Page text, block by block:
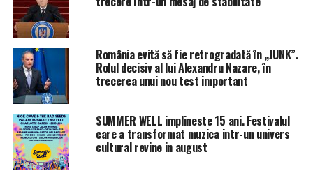
lunii octombrie de la Guvern) se va termina structura de
rezistenţă a «catedralei la roşu», ferestrele şi uşile
montate, acoperişul (inclusiv învelitoarea din cupru),
crucile, subsolurile adiacente din vest, spaţiul liturgic
exterior şi dependinţele asimilate’, au mai precizat
oficialii Patriarhiei.
Urmează lucrările de finisare, al căror cost nu poate fi
estimat deocamdată şi slujba de sfinţire a altarului.
Slujba de târnosire este prevăzută să aibă loc pe 25
România evită să fie retrogradată în „JUNK”.
Rolul decisiv al lui Alexandru Nazare, în
trecerea unui nou test important
SUMMER WELL implineste 15 ani. Festivalul
care a transformat muzica intr-un univers
cultural revine in august